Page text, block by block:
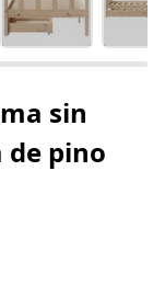
sin
de pino